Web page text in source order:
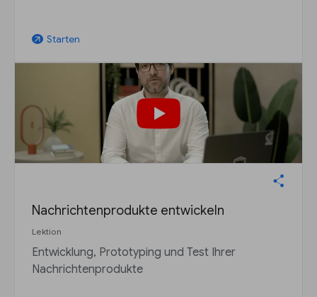
arrow_outward Starten
Nachrichtenprodukte entwickeln
Lektion
Entwicklung, Prototyping und Test Ihrer
Nachrichtenprodukte